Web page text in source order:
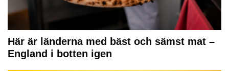
Här är länderna med bäst och sämst mat –
England i botten igen